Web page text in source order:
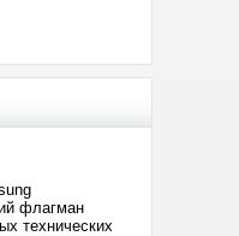
флагман
технических